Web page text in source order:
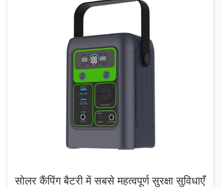
सोलर कैंपिंग बैटरी में सबसे महत्वपूर्ण सुरक्षा सुविधाएँ